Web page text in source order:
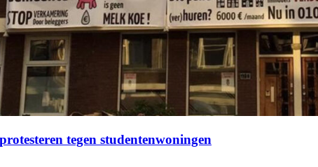
tegen studentenwoningen